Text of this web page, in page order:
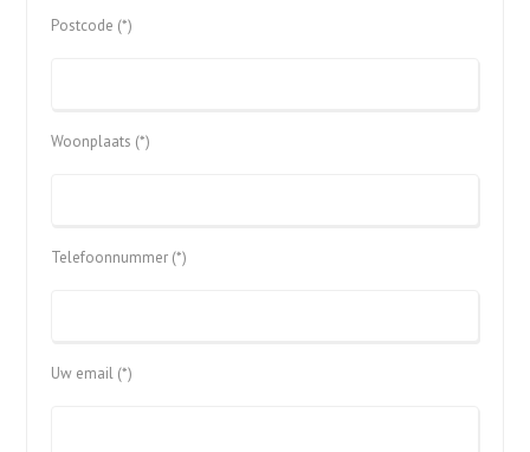
Postcode (*)
Woonplaats (*)
Telefoonnummer (*)
Uw email (*)